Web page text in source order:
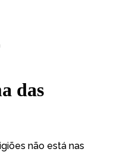
das
não está nas